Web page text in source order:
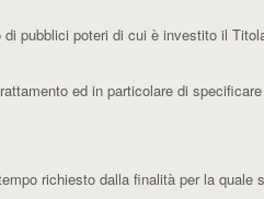
pubblici poteri di cui è investito il
ed in particolare di
richiesto dalla finalità per la